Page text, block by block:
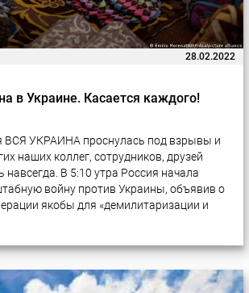
28.02.2022
в Украине. Касается каждого!
ВСЯ УКРАИНА проснулась под взрывы и
наших коллег, сотрудников, друзей
навсегда. В 5:10 утра Россия начала
войну против Украины, объявив о
якобы для «демилитаризации и